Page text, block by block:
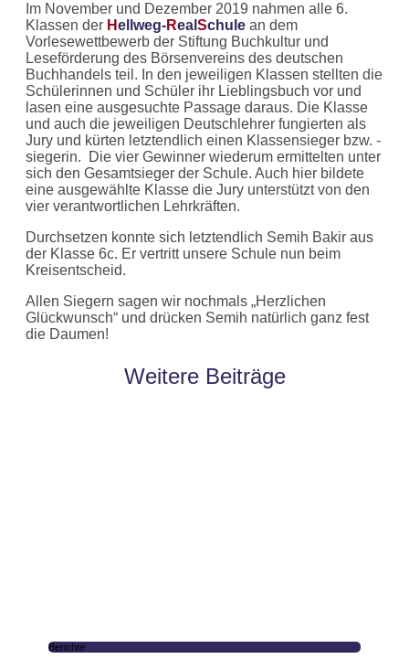
Im November und Dezember 2019 nahmen alle 6.
Klassen der Hellweg-Real Schule an dem
Vorlesewettbewerb der Stiftung Buchkultur und
Leseförderung des Börsenvereins des deutschen
Buchhandels teil. In den jeweiligen Klassen stellten die
Schülerinnen und Schüler ihr Lieblingsbuch vor und
lasen eine ausgesuchte Passage daraus. Die Klasse
und auch die jeweiligen Deutschlehrer fungierten als
Jury und kürten letztendlich einen Klassensieger bzw. -
siegerin. Die vier Gewinner wiederum ermittelten unter
sich den Gesamtsieger der Schule. Auch hier bildete
eine ausgewählte Klasse die Jury unterstützt von den
vier verantwortlichen Lehrkräften.
Durchsetzen konnte sich letztendlich Semih Bakir aus
der Klasse 6c. Er vertritt unsere Schule nun beim
Kreisentscheid.
Allen Siegern sagen wir nochmals „Herzlichen
Glückwunsch“ und drücken Semih natürlich ganz fest
die Daumen!
Weitere Beiträge
Berichte